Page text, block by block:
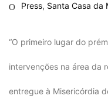
Press, Santa Casa da
“O primeiro lugar do
intervenções na área da
entregue à Misericórdia